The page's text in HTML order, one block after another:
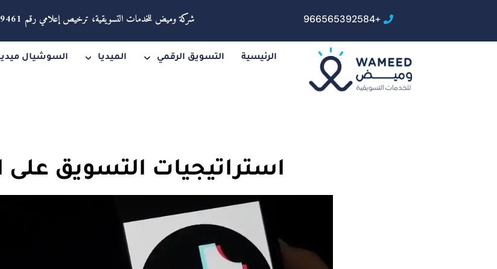
+966565392584 شركة وميض للخدمات التسويقية، ترخيص إعلامي رقم 149461
الرئيسية التسويق الرقمي الميديا السوشيال
استراتيجيات التسويق على